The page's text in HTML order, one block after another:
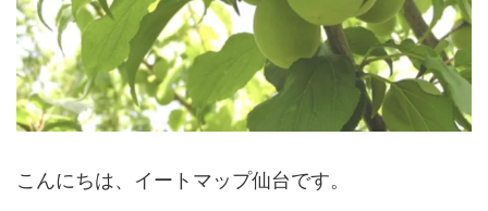
こんにちは、イートマップ仙台です。